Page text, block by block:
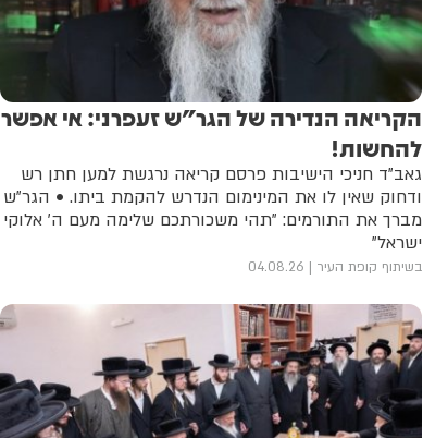
הקריאה הנדירה של הגר"ש זעפרני: אי אפשר
להחשות!
גאב"ד חניכי הישיבות פרסם קריאה נרגשת למען חתן רש
ודחוק שאין לו את המינימום הנדרש להקמת ביתו. • הגר"ש
מברך את התורמים: "תהי משכורתכם שלימה מעם ה' אלוקי
ישראל"
בשיתוף קופת העיר 04.08.26